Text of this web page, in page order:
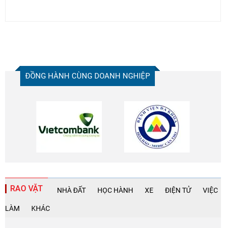
ĐỒNG HÀNH CÙNG DOANH NGHIỆP
RAO VẶT NHÀ ĐẤT HỌC HÀNH XE ĐIỆN TỬ VIỆC
LÀM KHÁC